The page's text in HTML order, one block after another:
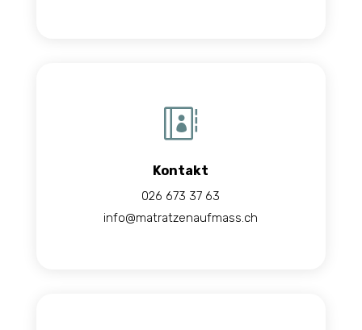

Kontakt
026 673 37 63
info@matratzenaufmass.ch